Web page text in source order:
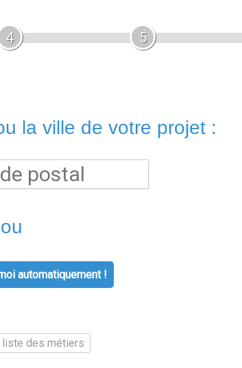
4 5
la ville de votre projet :
ou
automatiquement !
liste des métiers